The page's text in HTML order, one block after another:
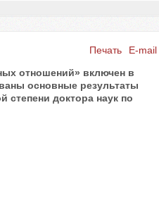
Искать...
Печать
E-mail
отношений» включен в
основные результаты
степени доктора наук по